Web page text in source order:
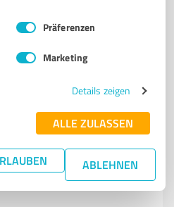
Präferenzen
Marketing
Details zeigen
ALLE ZULASSEN
ABLEHNEN
(1 Quelle)
– klar, wirksam,